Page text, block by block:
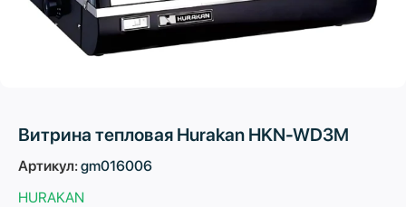
Витрина тепловая Hurakan HKN-WD3M
Артикул:gm016006
HURAKAN